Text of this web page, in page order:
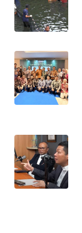
WN
SULTRA
WN
NTB
WN
SULTENG
WN
SULBAR
WN